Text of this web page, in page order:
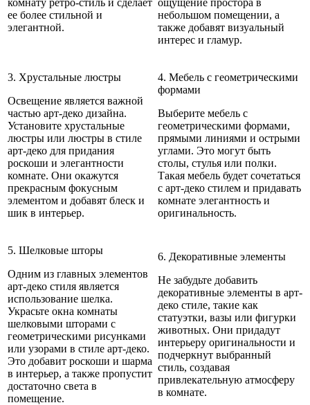
ее более стильной и
элегантной.
небольшом помещении, а
также добавят визуальный
интерес и гламур.
3. Хрустальные люстры
Освещение является важной
частью арт-деко дизайна.
Установите хрустальные
люстры или люстры в стиле
арт-деко для придания
роскоши и элегантности
комнате. Они окажутся
прекрасным фокусным
элементом и добавят блеск и
шик в интерьер.
4. Мебель с геометрическими
формами
Выберите мебель с
геометрическими формами,
прямыми линиями и острыми
углами. Это могут быть
столы, стулья или полки.
Такая мебель будет сочетаться
с арт-деко стилем и придавать
комнате элегантность и
оригинальность.
5. Шелковые шторы
Одним из главных элементов
арт-деко стиля является
использование шелка.
Украсьте окна комнаты
шелковыми шторами с
геометрическими рисунками
или узорами в стиле арт-деко.
Это добавит роскоши и шарма
в интерьер, а также пропустит
достаточно света в
помещение.
6. Декоративные элементы
Не забудьте добавить
декоративные элементы в арт-
деко стиле, такие как
статуэтки, вазы или фигурки
животных. Они придадут
интерьеру оригинальности и
подчеркнут выбранный
стиль, создавая
привлекательную атмосферу
в комнате.